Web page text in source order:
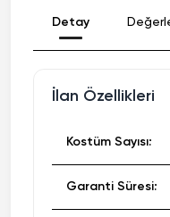
Detay
İlan Özellikleri
Kostüm Sayısı:
Garanti Süresi: